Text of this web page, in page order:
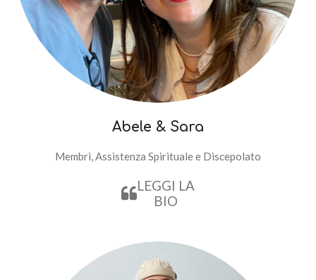
Abele & Sara
Membri, Assistenza Spirituale e Discepolato
LEGGI LA
BIO